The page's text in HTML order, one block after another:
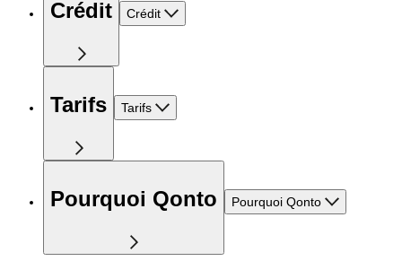
Crédit Crédit
Tarifs Tarifs
Pourquoi Qonto Pourquoi Qonto